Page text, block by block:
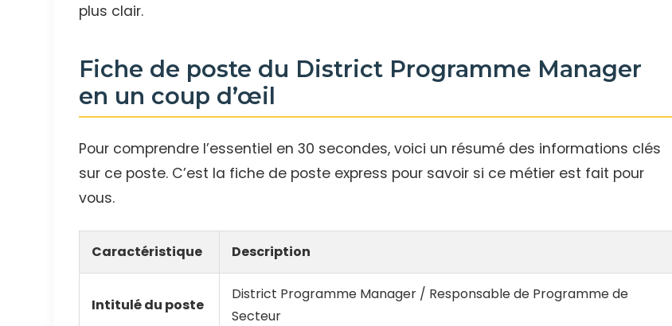
plus clair.
Fiche de poste du District Programme Manager
en un coup d’œil
Pour comprendre l’essentiel en 30 secondes, voici un résumé des informations clés
sur ce poste. C’est la fiche de poste express pour savoir si ce métier est fait pour
vous.
Caractéristique Description
Intitulé du poste
District Programme Manager / Responsable de Programme de
Secteur